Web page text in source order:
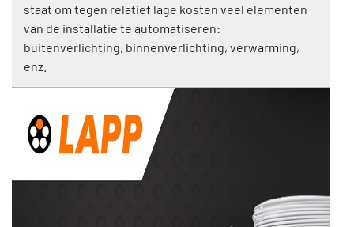
staat om tegen relatief lage kosten veel elementen
van de installatie te automatiseren:
buitenverlichting, binnenverlichting, verwarming,
enz.